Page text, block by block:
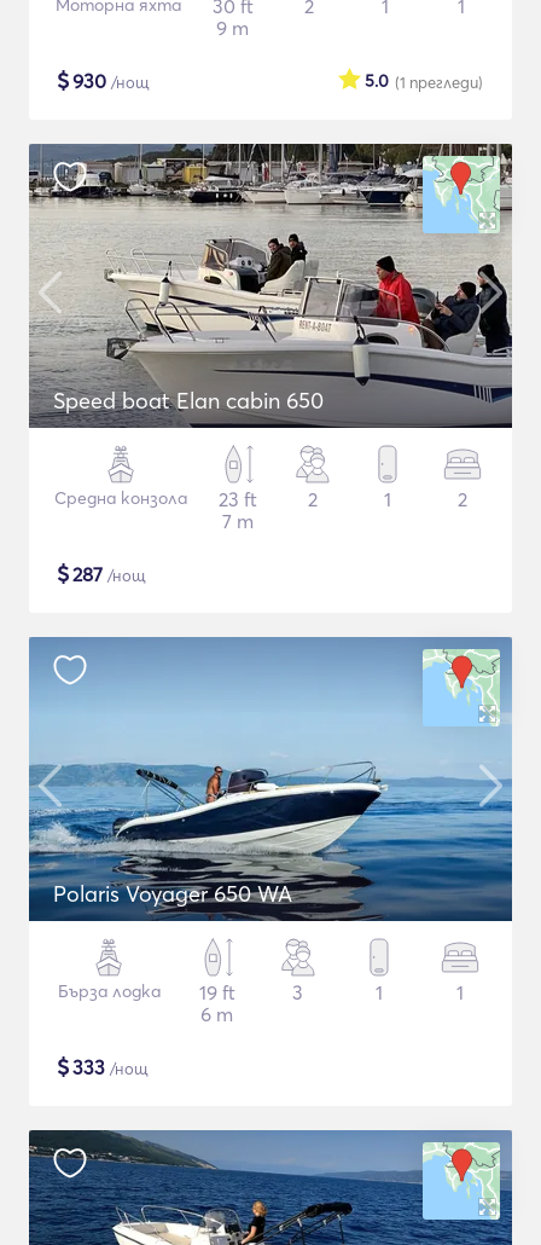
Моторна яхта
30 ft
9 m
2 1 1
$930 /нощ (1 прегледи)
5.0
Speed boat Elan cabin 650
Средна конзола
23 ft
7 m
2 1 2
$287 /нощ
Polaris Voyager 650 WA
Бърза лодка
19 ft
6 m
3 1 1
$333 /нощ